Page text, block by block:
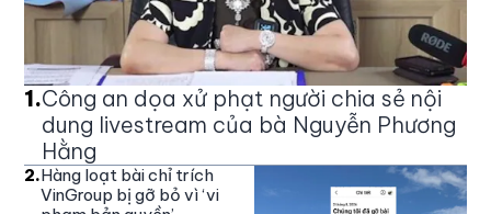
1.Công an dọa xử phạt người chia sẻ nội
dung livestream của bà Nguyễn Phương
Hằng
2.Hàng loạt bài chỉ trích
VinGroup bị gỡ bỏ vì ‘vi